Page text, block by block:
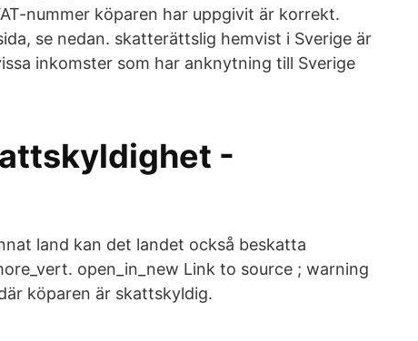
nummer köparen har uppgivit är korrekt.
se nedan. skatterättslig hemvist i Sverige är
inkomster som har anknytning till Sverige
-
land kan det landet också beskatta
open_in_new Link to source ; warning
köparen är skattskyldig.